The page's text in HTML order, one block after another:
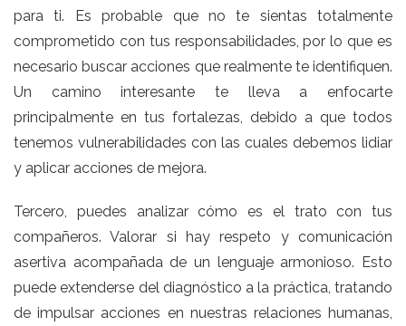
para ti. Es probable que no te sientas totalmente
comprometido con tus responsabilidades, por lo que es
necesario buscar acciones que realmente te identifiquen.
Un camino interesante te lleva a enfocarte
principalmente en tus fortalezas, debido a que todos
tenemos vulnerabilidades con las cuales debemos lidiar
y aplicar acciones de mejora.
Tercero, puedes analizar cómo es el trato con tus
compañeros. Valorar si hay respeto y comunicación
asertiva acompañada de un lenguaje armonioso. Esto
puede extenderse del diagnóstico a la práctica, tratando
de impulsar acciones en nuestras relaciones humanas,